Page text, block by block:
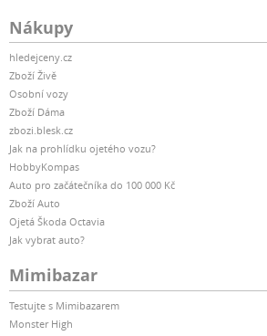
Nákupy
hledejceny.cz
Zboží Živě
Osobní vozy
Zboží Dáma
zbozi.blesk.cz
Jak na prohlídku ojetého vozu?
HobbyKompas
Auto pro začátečníka do 100 000 Kč
Zboží Auto
Ojetá Škoda Octavia
Jak vybrat auto?
Mimibazar
Testujte s Mimibazarem
Monster High